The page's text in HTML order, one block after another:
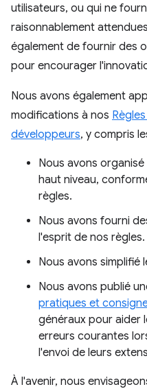
utilisateurs, ou qui ne
raisonnablement
également de fournir des
pour encourager
Nous avons également
modifications à nos
développeurs, y compris
Nous avons
haut niveau,
règles.
Nous avons fourni
l'esprit de nos règles.
Nous avons simplifié
Nous avons publié
pratiques et
généraux pour aider
erreurs courantes
l'envoi de leurs
À l'avenir, nous